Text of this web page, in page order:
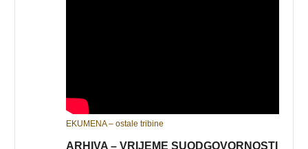
EKUMENA – ostale tribine
ARHIVA – VRIJEME SUODGOVORNOSTI